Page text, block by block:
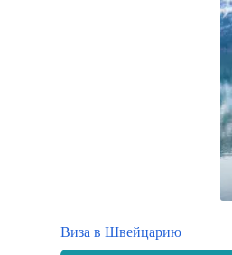
Виза в Швейцарию